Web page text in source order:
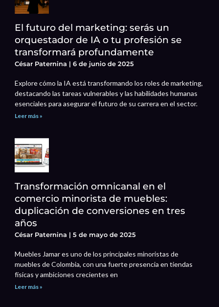
El futuro del marketing: serás un
orquestador de IA o tu profesión se
transformará profundamente
César Paternina 6 de junio de 2025
Explore cómo la IA está transformando los roles de marketing,
destacando las tareas vulnerables y las habilidades humanas
esenciales para asegurar el futuro de su carrera en el sector.
Leer más »
Transformación omnicanal en el
comercio minorista de muebles:
duplicación de conversiones en tres
años
César Paternina 5 de mayo de 2025
Muebles Jamar es uno de los principales minoristas de
muebles de Colombia, con una fuerte presencia en tiendas
físicas y ambiciones crecientes en
Leer más »